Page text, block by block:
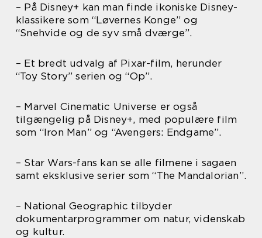
– På Disney+ kan man finde ikoniske Disney-
klassikere som “Løvernes Konge” og
“Snehvide og de syv små dværge”.
– Et bredt udvalg af Pixar-film, herunder
“Toy Story” serien og “Op”.
– Marvel Cinematic Universe er også
tilgængelig på Disney+, med populære film
som “Iron Man” og “Avengers: Endgame”.
– Star Wars-fans kan se alle filmene i sagaen
samt eksklusive serier som “The Mandalorian”.
– National Geographic tilbyder
dokumentarprogrammer om natur, videnskab
og kultur.